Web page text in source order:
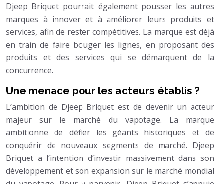
Djeep Briquet pourrait également pousser les autres
marques à innover et à améliorer leurs produits et
services, afin de rester compétitives. La marque est déjà
en train de faire bouger les lignes, en proposant des
produits et des services qui se démarquent de la
concurrence.
Une menace pour les acteurs établis ?
L’ambition de Djeep Briquet est de devenir un acteur
majeur sur le marché du vapotage. La marque
ambitionne de défier les géants historiques et de
conquérir de nouveaux segments de marché. Djeep
Briquet a l’intention d’investir massivement dans son
développement et son expansion sur le marché mondial